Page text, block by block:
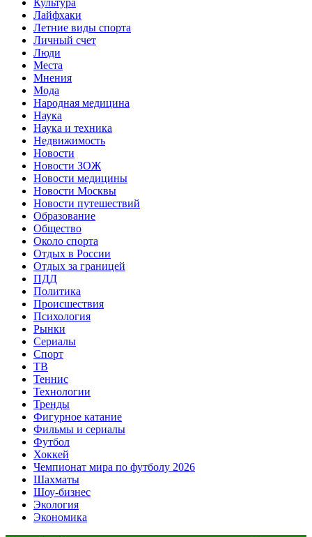
Лайфхаки
Летние виды спорта
Личный счет
Люди
Места
Мнения
Мода
Народная медицина
Наука
Наука и техника
Недвижимость
Новости
Новости ЗОЖ
Новости медицины
Новости Москвы
Новости путешествий
Образование
Общество
Около спорта
Отдых в России
Отдых за границей
ПДД
Политика
Происшествия
Психология
Рынки
Сериалы
Спорт
ТВ
Теннис
Технологии
Тренды
Фигурное катание
Фильмы и сериалы
Футбол
Хоккей
Чемпионат мира по футболу 2026
Шахматы
Шоу-бизнес
Экология
Экономика